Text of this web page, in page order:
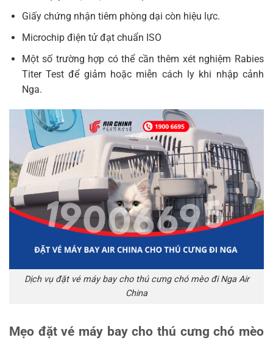
Giấy chứng nhận tiêm phòng dại còn hiệu lực.
Microchip điện tử đạt chuẩn ISO
Một số trường hợp có thể cần thêm xét nghiệm Rabies
Titer Test để giảm hoặc miễn cách ly khi nhập cảnh
Nga.
Dịch vụ đặt vé máy bay cho thú cưng chó mèo đi Nga Air
China
Mẹo đặt vé máy bay cho thú cưng chó mèo